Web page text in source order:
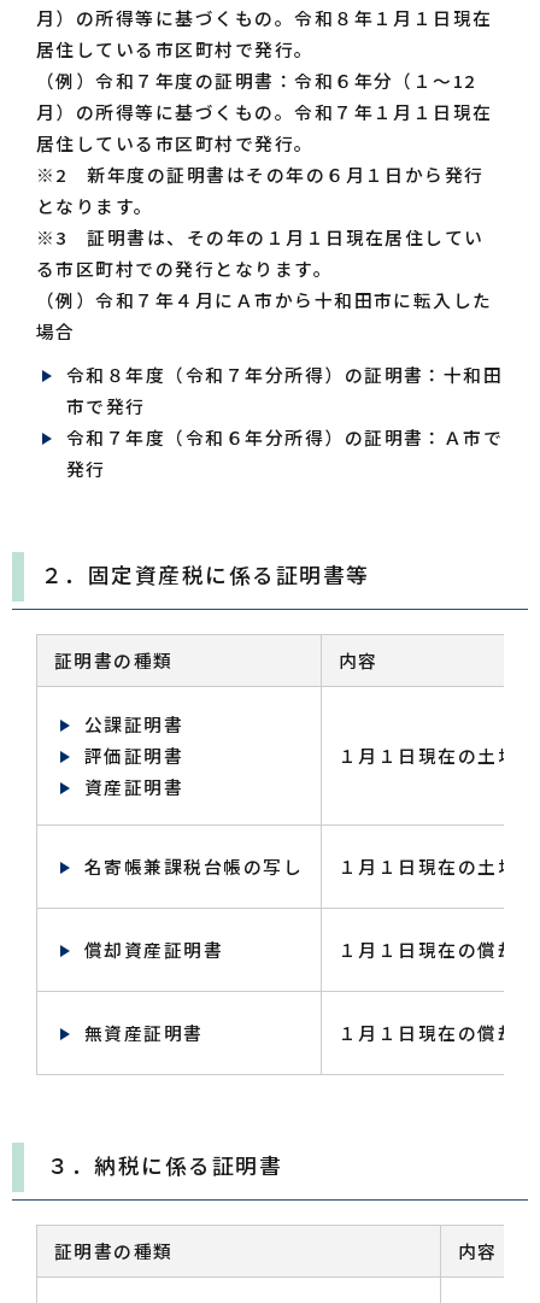
月）の所得等に基づくもの。令和８年１月１日現在
居住している市区町村で発行。
（例）令和７年度の証明書：令和６年分（１～12
月）の所得等に基づくもの。令和７年１月１日現在
居住している市区町村で発行。
※2 新年度の証明書はその年の６月１日から発行
となります。
※3 証明書は、その年の１月１日現在居住してい
る市区町村での発行となります。
（例）令和７年４月にＡ市から十和田市に転入した
場合
令和８年度（令和７年分所得）の証明書：十和田
市で発行
令和７年度（令和６年分所得）の証明書：Ａ市で
発行
２．固定資産税に係る証明書等
証明書の種類 内容
公課証明書
評価証明書
資産証明書
１月１日現在の土地
名寄帳兼課税台帳の写し １月１日現在の土地
償却資産証明書 １月１日現在の償却
無資産証明書 １月１日現在の償却
３．納税に係る証明書
証明書の種類 内容